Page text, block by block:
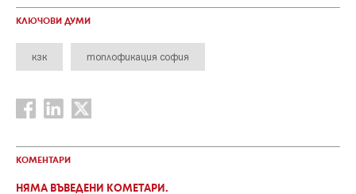
КЛЮЧОВИ ДУМИ
кзк топлофикация софия
КОМЕНТАРИ
НЯМА ВЪВЕДЕНИ КОМЕТАРИ.